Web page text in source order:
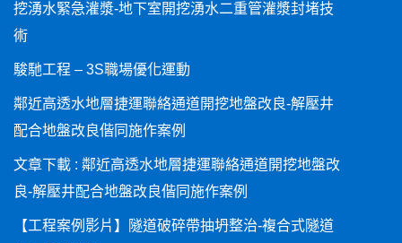
挖湧水緊急灌漿-地下室開挖湧水二重管灌漿封堵技
術
駿馳工程 – 3S職場優化運動
鄰近高透水地層捷運聯絡通道開挖地盤改良-解壓井
配合地盤改良偕同施作案例
文章下載 : 鄰近高透水地層捷運聯絡通道開挖地盤改
良-解壓井配合地盤改良偕同施作案例
【工程案例影片】隧道破碎帶抽坍整治-複合式隧道